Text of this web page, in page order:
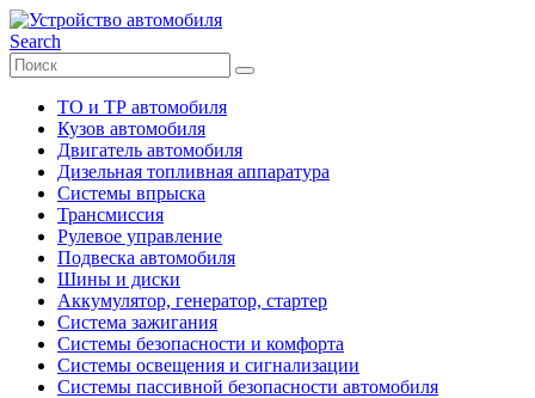
Search
ТО и ТР автомобиля
Кузов автомобиля
Двигатель автомобиля
Дизельная топливная аппаратура
Системы впрыска
Трансмиссия
Рулевое управление
Подвеска автомобиля
Шины и диски
Аккумулятор, генератор, стартер
Система зажигания
Системы безопасности и комфорта
Системы освещения и сигнализации
Системы пассивной безопасности автомобиля